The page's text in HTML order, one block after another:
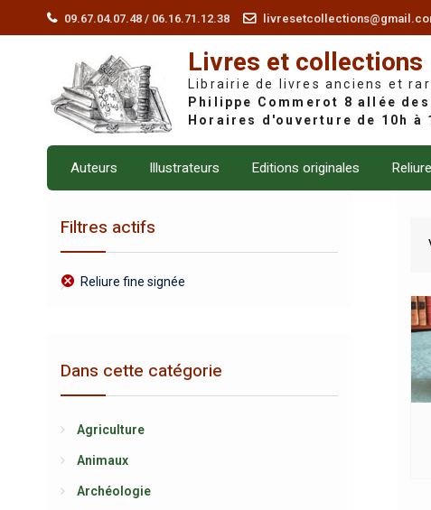
09.67.04.07.48 / 06.16.71.12.38
Livres et collections
Librairie de livres anciens et
Auteurs Illustrateurs Editions originales
Filtres actifs
Reliure fine signée
Dans cette catégorie
Agriculture
Animaux
Archéologie